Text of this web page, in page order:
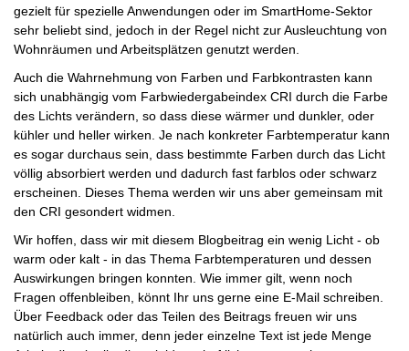
gezielt für spezielle Anwendungen oder im SmartHome-Sektor
sehr beliebt sind, jedoch in der Regel nicht zur Ausleuchtung von
Wohnräumen und Arbeitsplätzen genutzt werden.
Auch die Wahrnehmung von Farben und Farbkontrasten kann
sich unabhängig vom Farbwiedergabeindex CRI durch die Farbe
des Lichts verändern, so dass diese wärmer und dunkler, oder
kühler und heller wirken. Je nach konkreter Farbtemperatur kann
es sogar durchaus sein, dass bestimmte Farben durch das Licht
völlig absorbiert werden und dadurch fast farblos oder schwarz
erscheinen. Dieses Thema werden wir uns aber gemeinsam mit
den CRI gesondert widmen.
Wir hoffen, dass wir mit diesem Blogbeitrag ein wenig Licht - ob
warm oder kalt - in das Thema Farbtemperaturen und dessen
Auswirkungen bringen konnten. Wie immer gilt, wenn noch
Fragen offenbleiben, könnt Ihr uns gerne eine E-Mail schreiben.
Über Feedback oder das Teilen des Beitrags freuen wir uns
natürlich auch immer, denn jeder einzelne Text ist jede Menge